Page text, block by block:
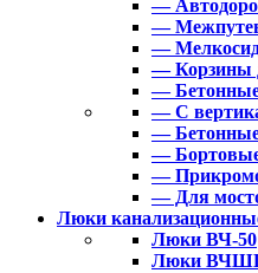
—
—
—
— Корзины
—
— С
— Бетонные
—
—
— Для
Люки
Люки ВЧ-50
Люки